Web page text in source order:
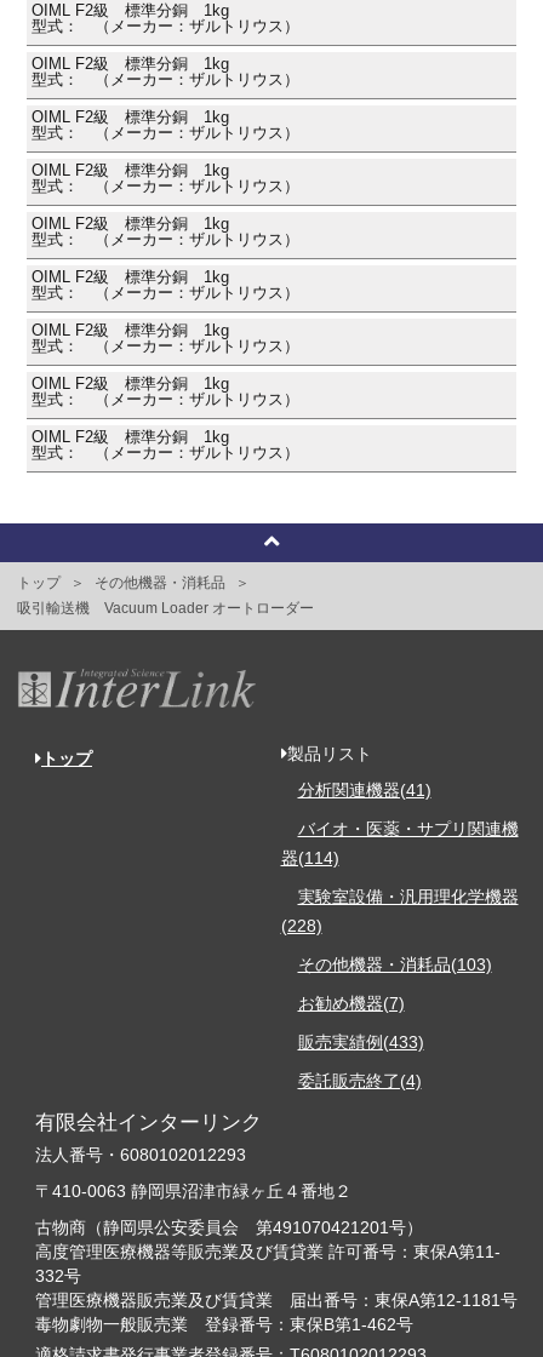
OIML F2級 標準分銅 1kg
型式： （メーカー：ザルトリウス）
OIML F2級 標準分銅 1kg
型式： （メーカー：ザルトリウス）
OIML F2級 標準分銅 1kg
型式： （メーカー：ザルトリウス）
OIML F2級 標準分銅 1kg
型式： （メーカー：ザルトリウス）
OIML F2級 標準分銅 1kg
型式： （メーカー：ザルトリウス）
OIML F2級 標準分銅 1kg
型式： （メーカー：ザルトリウス）
OIML F2級 標準分銅 1kg
型式： （メーカー：ザルトリウス）
OIML F2級 標準分銅 1kg
型式： （メーカー：ザルトリウス）
OIML F2級 標準分銅 1kg
型式： （メーカー：ザルトリウス）
トップ
その他機器・消耗品
吸引輸送機 Vacuum Loader オートローダー
トップ
製品リスト
分析関連機器(41)
バイオ・医薬・サプリ関連機
器(114)
実験室設備・汎用理化学機器
(228)
その他機器・消耗品(103)
お勧め機器(7)
販売実績例(433)
委託販売終了(4)
有限会社インターリンク
法人番号・6080102012293
〒410-0063 静岡県沼津市緑ヶ丘４番地２
古物商（静岡県公安委員会 第491070421201号）
高度管理医療機器等販売業及び賃貸業 許可番号：東保A第11-
332号
管理医療機器販売業及び賃貸業 届出番号：東保A第12-1181号
毒物劇物一般販売業 登録番号：東保B第1-462号